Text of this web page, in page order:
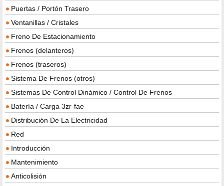
Puertas / Portón Trasero
Ventanillas / Cristales
Freno De Estacionamiento
Frenos (delanteros)
Frenos (traseros)
Sistema De Frenos (otros)
Sistemas De Control Dinámico / Control De Frenos
Batería / Carga 3zr-fae
Distribución De La Electricidad
Red
Introducción
Mantenimiento
Anticolisión